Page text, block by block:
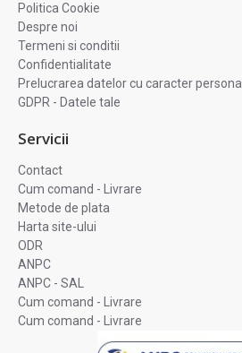
Politica Cookie
Despre noi
Termeni si conditii
Confidentialitate
Prelucrarea datelor cu caracter personal
GDPR - Datele tale
Servicii
Contact
Cum comand - Livrare
Metode de plata
Harta site-ului
ODR
ANPC
ANPC - SAL
Cum comand - Livrare
Cum comand - Livrare